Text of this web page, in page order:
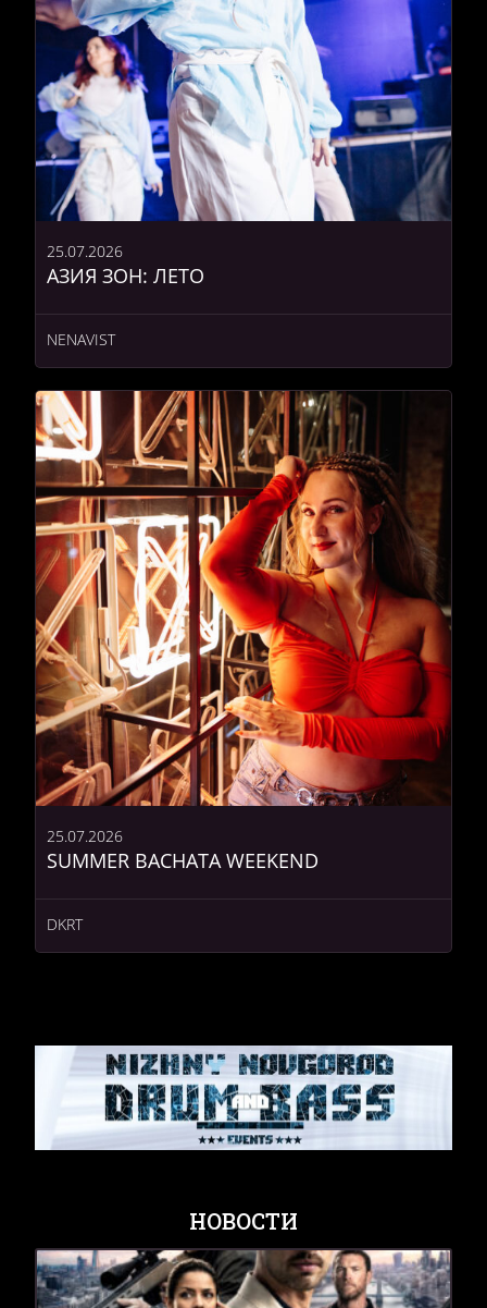
АЗИЯ ЗОН: ЛЕТО
25.07.2026
NENAVIST
SUMMER BACHATA WEEKEND
25.07.2026
DKRT
НОВОСТИ